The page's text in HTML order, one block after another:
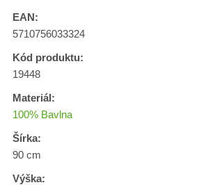
EAN:
5710756033324
Kód produktu:
19448
Materiál:
100% Bavlna
Šírka:
90 cm
Výška: